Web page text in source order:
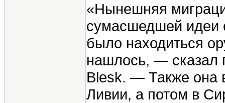
«Нынешняя
сумасшедшей идеи
было находиться
нашлось, — сказал
Blesk. — Также она
Ливии, а потом в